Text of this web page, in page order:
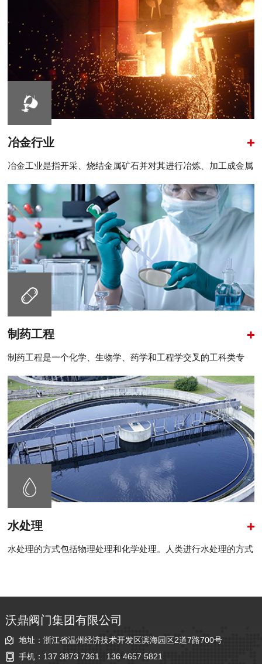
冶金行业
冶金工业是指开采、烧结金属矿石并对其进行冶炼、加工成金属
制药工程
制药工程是一个化学、生物学、药学和工程学交叉的工科类专
水处理
水处理的方式包括物理处理和化学处理。人类进行水处理的方式
沃鼎阀门集团有限公司
地址：浙江省温州经济技术开发区滨海园区2道7路700号
手机： 137 3873 7361 136 4657 5821